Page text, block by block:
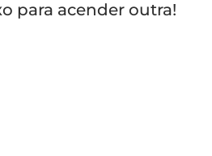
para acender outra!